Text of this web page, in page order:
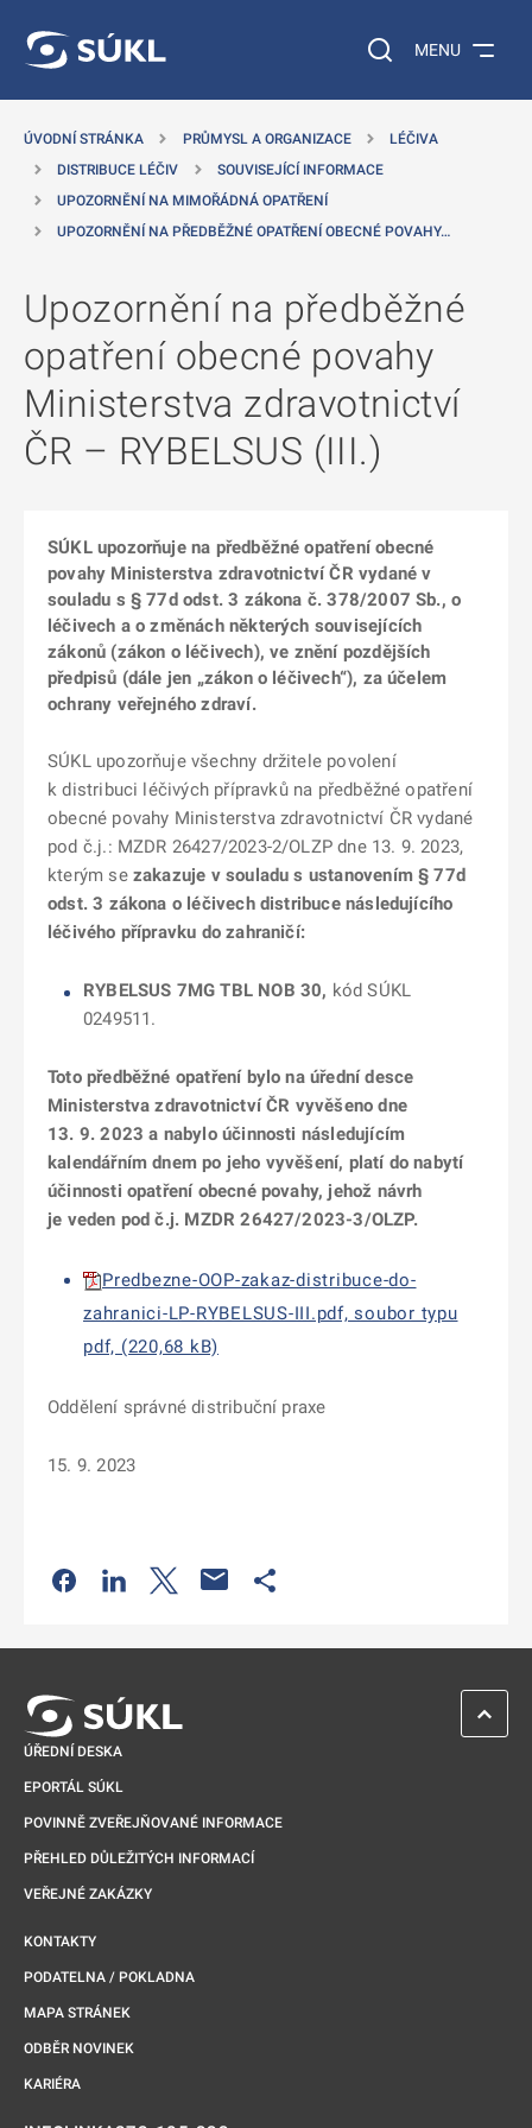
Vyhledávání na
MENU
ÚVODNÍ STRÁNKA PRŮMYSL A ORGANIZACE
LÉČIVA
DISTRIBUCE LÉČIV
SOUVISEJÍCÍ INFORMACE
UPOZORNĚNÍ NA MIMOŘÁDNÁ OPATŘENÍ
UPOZORNĚNÍ NA PŘEDBĚŽNÉ OPATŘENÍ OBECNÉ POVAHY…
Upozornění na předběžné
opatření obecné povahy
Ministerstva zdravotnictví
ČR – RYBELSUS (III.)
SÚKL upozorňuje na předběžné opatření obecné
povahy Ministerstva zdravotnictví ČR vydané v
souladu s § 77d odst. 3 zákona č. 378/2007 Sb., o
léčivech a o změnách některých souvisejících
zákonů (zákon o léčivech), ve znění pozdějších
předpisů (dále jen „zákon o léčivech“), za účelem
ochrany veřejného zdraví.
SÚKL upozorňuje všechny držitele povolení
k distribuci léčivých přípravků na předběžné opatření
obecné povahy Ministerstva zdravotnictví ČR vydané
pod č.j.: MZDR 26427/2023-2/OLZP dne 13. 9. 2023,
kterým se zakazuje v souladu s ustanovením § 77d
odst. 3 zákona o léčivech distribuce následujícího
léčivého přípravku do zahraničí:
RYBELSUS 7MG TBL NOB 30, kód SÚKL
0249511.
Toto předběžné opatření bylo na úřední desce
Ministerstva zdravotnictví ČR vyvěšeno dne
13. 9. 2023 a nabylo účinnosti následujícím
kalendářním dnem po jeho vyvěšení, platí do nabytí
účinnosti opatření obecné povahy, jehož návrh
je veden pod č.j. MZDR 26427/2023-3/OLZP.
Predbezne-OOP-zakaz-distribuce-do-
zahranici-LP-RYBELSUS-III.pdf, soubor typu
pdf, (220,68 kB)
Oddělení správné distribuční praxe
15. 9. 2023
Odkaz se otevře na nové kartě
Odkaz se otevře na nové kartě
Odkaz se otevře na nové kartě
ÚŘEDNÍ DESKA
EPORTÁL SÚKL
POVINNĚ ZVEŘEJŇOVANÉ INFORMACE
PŘEHLED DŮLEŽITÝCH INFORMACÍ
VEŘEJNÉ ZAKÁZKY
KONTAKTY
PODATELNA / POKLADNA
MAPA STRÁNEK
ODBĚR NOVINEK
KARIÉRA
ZPĚT